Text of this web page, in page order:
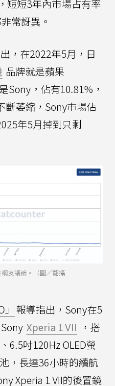
短短3年內市場占有率
常訝異。
，在2022年5月，日
品牌就是蘋果
Sony，佔有10.81%，
斷萎縮，Sony市場佔
年5月掉到只剩
友議論。（圖／翻攝
報導指出，Sony在5
Sony Xperia 1 VII ，搭
6.5吋120Hz OLED螢
，長達36小時的續航
Xperia 1 VII的後置鏡